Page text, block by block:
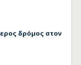
δρόμος στον